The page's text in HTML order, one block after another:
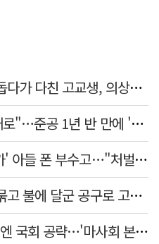
'장윤기 사건' 피해 여고생 돕다가 다친 고교생, 의상자 인정
"아파트 외벽 테라스가 통째로"…준공 1년 반 만에 '아찔 사고'
전북 경찰 간부 '女교사 몰카' 아들 폰 부수고…"처벌 못하는 사안" 내부망에 글
'외도 의심' 아내 화장실에 묶고 불에 달군 공구로 고문…남편 검거
김병삼 경북 영천시장, 이번엔 국회 공략…'마사회 본사 이전·광역교통망 확충' 요청